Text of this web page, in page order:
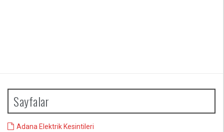
Sayfalar
Adana Elektrik Kesintileri